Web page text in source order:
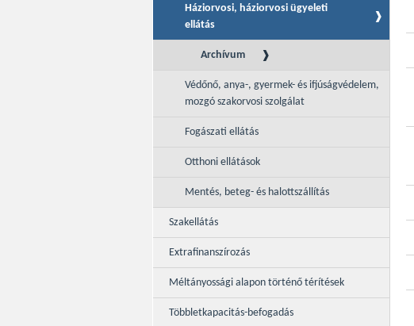
Háziorvosi, háziorvosi ügyeleti
ellátás
Archívum
Védőnő, anya-, gyermek- és ifjúságvédelem,
mozgó szakorvosi szolgálat
Fogászati ellátás
Otthoni ellátások
Mentés, beteg- és halottszállítás
Szakellátás
Extrafinanszírozás
Méltányossági alapon történő térítések
Többletkapacitás-befogadás